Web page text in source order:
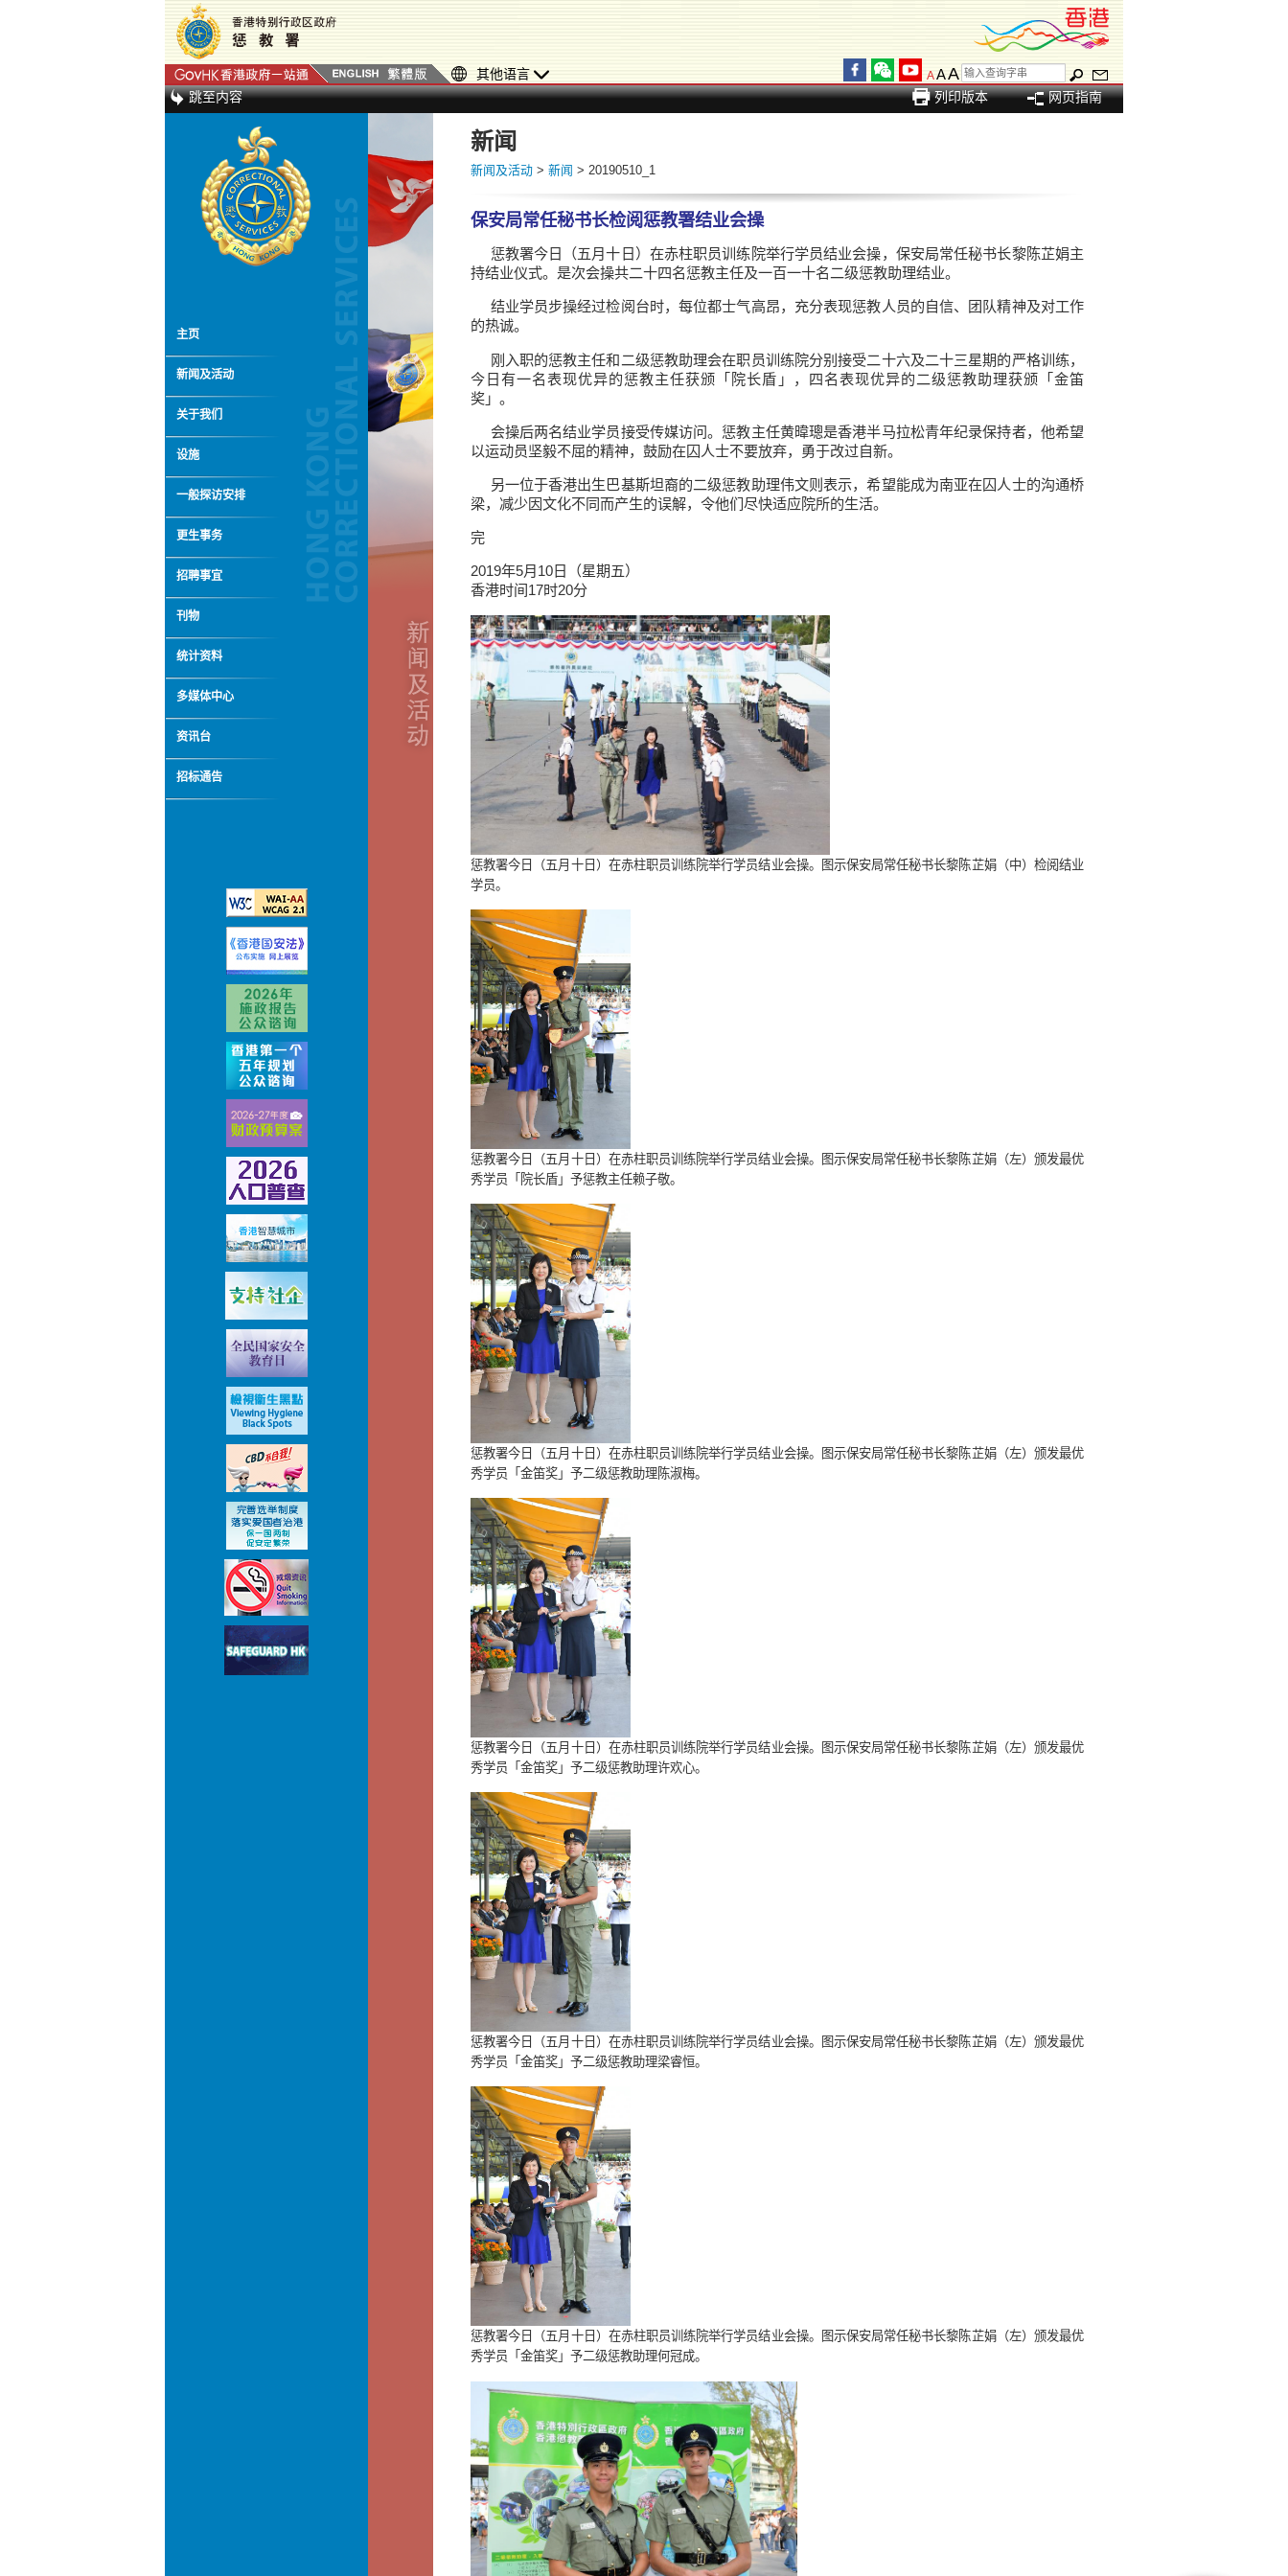
其他语言 AAA
跳至内容 列印版本 网页指南
主页
新闻及活动
关于我们
设施
一般探访安排
更生事务
招聘事宜
刊物
统计资料
多媒体中心
资讯台
招标通告
新闻
新闻及活动 > 新闻 > 20190510_1
保安局常任秘书长检阅惩教署结业会操
惩教署今日（五月十日）在赤柱职员训练院举行学员结业会操，保安局常任秘书长黎陈芷娟主
持结业仪式。是次会操共二十四名惩教主任及一百一十名二级惩教助理结业。
结业学员步操经过检阅台时，每位都士气高昂，充分表现惩教人员的自信、团队精神及对工作
的热诚。
刚入职的惩教主任和二级惩教助理会在职员训练院分别接受二十六及二十三星期的严格训练，
今日有一名表现优异的惩教主任获颁「院长盾」，四名表现优异的二级惩教助理获颁「金笛
奖」。
会操后两名结业学员接受传媒访问。惩教主任黄暐璁是香港半马拉松青年纪录保持者，他希望
以运动员坚毅不屈的精神，鼓励在囚人士不要放弃，勇于改过自新。
另一位于香港出生巴基斯坦裔的二级惩教助理伟文则表示，希望能成为南亚在囚人士的沟通桥
梁，减少因文化不同而产生的误解，令他们尽快适应院所的生活。
完
2019年5月10日（星期五）
香港时间17时20分
惩教署今日（五月十日）在赤柱职员训练院举行学员结业会操。图示保安局常任秘书长黎陈芷娟（中）检阅结业
学员。
惩教署今日（五月十日）在赤柱职员训练院举行学员结业会操。图示保安局常任秘书长黎陈芷娟（左）颁发最优
秀学员「院长盾」予惩教主任赖子敬。
惩教署今日（五月十日）在赤柱职员训练院举行学员结业会操。图示保安局常任秘书长黎陈芷娟（左）颁发最优
秀学员「金笛奖」予二级惩教助理陈淑梅。
惩教署今日（五月十日）在赤柱职员训练院举行学员结业会操。图示保安局常任秘书长黎陈芷娟（左）颁发最优
秀学员「金笛奖」予二级惩教助理许欢心。
惩教署今日（五月十日）在赤柱职员训练院举行学员结业会操。图示保安局常任秘书长黎陈芷娟（左）颁发最优
秀学员「金笛奖」予二级惩教助理梁睿恒。
惩教署今日（五月十日）在赤柱职员训练院举行学员结业会操。图示保安局常任秘书长黎陈芷娟（左）颁发最优
秀学员「金笛奖」予二级惩教助理何冠成。